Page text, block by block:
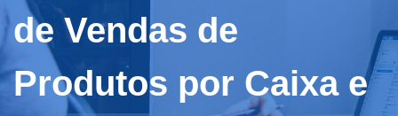
de Vendas de
Produtos por Caixa e